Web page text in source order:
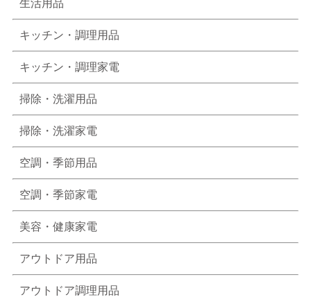
生活用品
キッチン・調理用品
キッチン・調理家電
掃除・洗濯用品
掃除・洗濯家電
空調・季節用品
空調・季節家電
美容・健康家電
アウトドア用品
アウトドア調理用品